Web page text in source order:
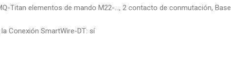
Titan elementos de mando M22-…, 2 contacto de conmutación, Base
Conexión SmartWire-DT: sí